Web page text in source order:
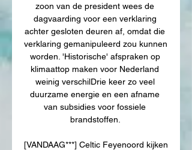
zoon van de president wees de
dagvaarding voor een verklaring
achter gesloten deuren af, omdat die
verklaring gemanipuleerd zou kunnen
worden. 'Historische' afspraken op
klimaattop maken voor Nederland
weinig verschilDrie keer zo veel
duurzame energie en een afname
van subsidies voor fossiele
brandstoffen.
[VANDAAG***] Celtic Feyenoord kijken